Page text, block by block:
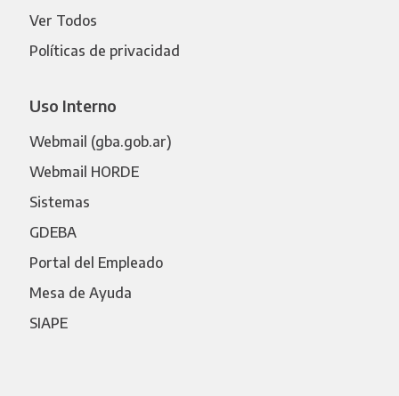
Ver Todos
Políticas de privacidad
Uso Interno
Webmail (gba.gob.ar)
Webmail HORDE
Sistemas
GDEBA
Portal del Empleado
Mesa de Ayuda
SIAPE